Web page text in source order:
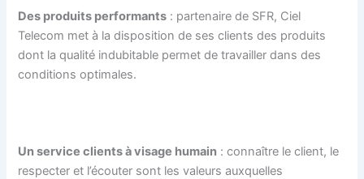
Des produits performants : partenaire de SFR, Ciel
Telecom met à la disposition de ses clients des produits
dont la qualité indubitable permet de travailler dans des
conditions optimales.
Un service clients à visage humain : connaître le client, le
respecter et l’écouter sont les valeurs auxquelles